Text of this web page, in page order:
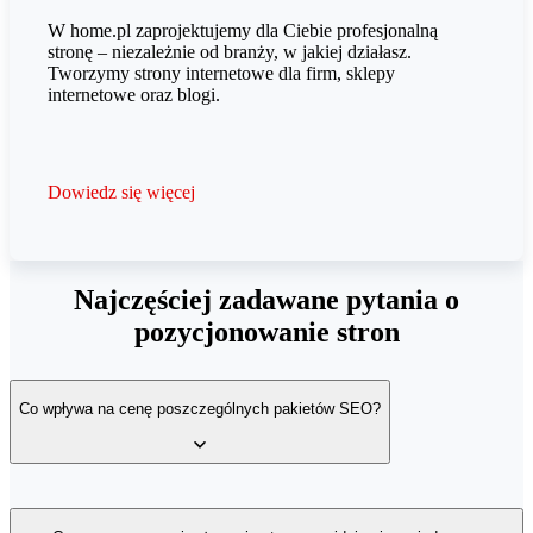
W home.pl zaprojektujemy dla Ciebie profesjonalną
stronę – niezależnie od branży, w jakiej działasz.
Tworzymy strony internetowe dla firm, sklepy
internetowe oraz blogi.
Dowiedz się więcej
Najczęściej zadawane pytania o
pozycjonowanie stron
Co wpływa na cenę poszczególnych pakietów SEO?
Cena pakietów jest uzależniona od intensywności prowadzonych